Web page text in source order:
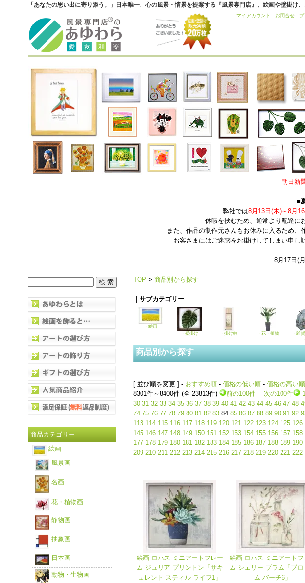
「あなたの思い出に寄り添う。」日本唯一、心の風景・情景を提案する『風景専門店』。絵画や壁掛
マイアカウント - お問合せ -
朝日新
■
弊社では8月13日(木)～8月
休暇を挟むため、通常より配達に
また、作品の制作元さんもお休みに入るため、
お客さまにはご迷惑をお掛けしてしまい申し
8月17日(
TOP > 商品別から探す
｜サブカテゴリー
・絵画
・壁掛け
・掛け軸 ・花・植物
・雑
商品別から探す
[ 並び順を変更 ] - おすすめ順 - 価格の低い順 - 価格の高い順
8301件～8400件 (全 23813件)
前の100件 次の100件 1
30 31 32 33 34 35 36 37 38 39 40 41 42 43 44 45 46 47 48
74 75 76 77 78 79 80 81 82 83 84 85 86 87 88 89 90 91 92
113 114 115 116 117 118 119 120 121 122 123 124 125 126
145 146 147 148 149 150 151 152 153 154 155 156 157 158
177 178 179 180 181 182 183 184 185 186 187 188 189 190
209 210 211 212 213 214 215 216 217 218 219 220 221 222
絵画 ロハス ミニアートフレー
ム ジュリア プリントン「サキ
ュレント スティル ライフ1」
絵画 ロハス ミニアートフ
ム シェリー ブラム「ブロ
ム バーチ6」
商品カテゴリー
絵画
風景画
名画
花・植物画
静物画
抽象画
日本画
動物・生物画